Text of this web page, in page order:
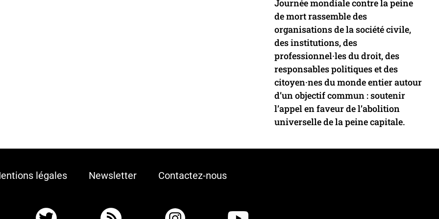
Journée mondiale contre la peine
de mort rassemble des
organisations de la société civile,
des institutions, des
professionnel·les du droit, des
responsables politiques et des
citoyen·nes du monde entier autour
d’un objectif commun : soutenir
l’appel en faveur de l’abolition
universelle de la peine capitale.
légales Newsletter Contactez-nous